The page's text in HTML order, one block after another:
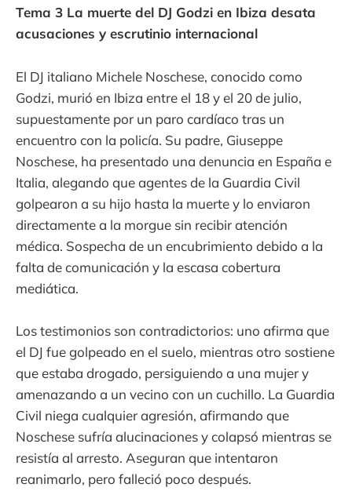
Tema 3 La muerte del DJ Godzi en Ibiza desata
acusaciones y escrutinio internacional
El DJ italiano Michele Noschese, conocido como
Godzi, murió en Ibiza entre el 18 y el 20 de julio,
supuestamente por un paro cardíaco tras un
encuentro con la policía. Su padre, Giuseppe
Noschese, ha presentado una denuncia en España e
Italia, alegando que agentes de la Guardia Civil
golpearon a su hijo hasta la muerte y lo enviaron
directamente a la morgue sin recibir atención
médica. Sospecha de un encubrimiento debido a la
falta de comunicación y la escasa cobertura
mediática.
Los testimonios son contradictorios: uno afirma que
el DJ fue golpeado en el suelo, mientras otro sostiene
que estaba drogado, persiguiendo a una mujer y
amenazando a un vecino con un cuchillo. La Guardia
Civil niega cualquier agresión, afirmando que
Noschese sufría alucinaciones y colapsó mientras se
resistía al arresto. Aseguran que intentaron
reanimarlo, pero falleció poco después.